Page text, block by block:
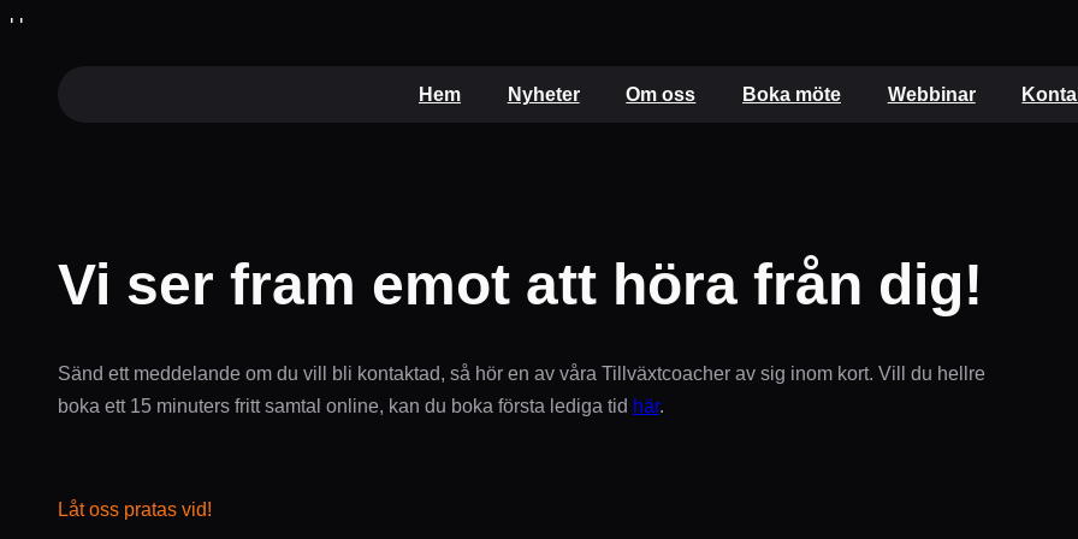
' 'Hoppa
Hem Nyheter Om oss Boka möte Webbinar
Vi ser fram emot att höra från dig!
Sänd ett meddelande om du vill bli kontaktad, så hör en av våra Tillväxtcoacher av sig inom kort. Vill du hellre
boka ett 15 minuters fritt samtal online, kan du boka första lediga tid här.
Låt oss pratas vid!